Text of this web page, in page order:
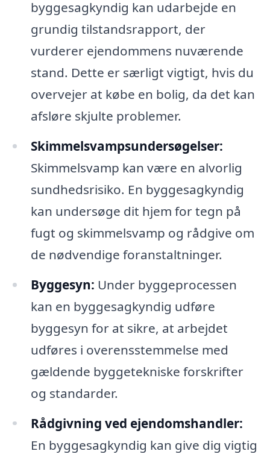
byggesagkyndig kan udarbejde en
grundig tilstandsrapport, der
vurderer ejendommens nuværende
stand. Dette er særligt vigtigt, hvis du
overvejer at købe en bolig, da det kan
afsløre skjulte problemer.
Skimmelsvampsundersøgelser:
Skimmelsvamp kan være en alvorlig
sundhedsrisiko. En byggesagkyndig
kan undersøge dit hjem for tegn på
fugt og skimmelsvamp og rådgive om
de nødvendige foranstaltninger.
Byggesyn: Under byggeprocessen
kan en byggesagkyndig udføre
byggesyn for at sikre, at arbejdet
udføres i overensstemmelse med
gældende byggetekniske forskrifter
og standarder.
Rådgivning ved ejendomshandler:
En byggesagkyndig kan give dig vigtig